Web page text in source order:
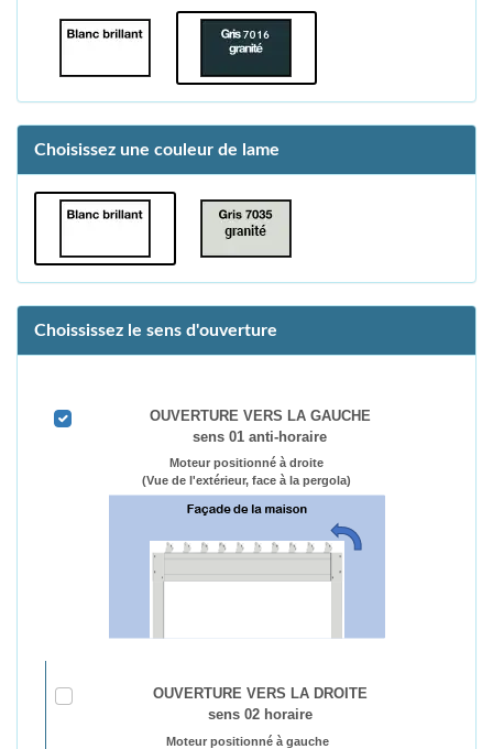
Choisissez une couleur de lame
Choississez le sens d'ouverture
OUVERTURE VERS LA GAUCHE
sens 01 anti-horaire
Moteur positionné à droite
(Vue de l'extérieur, face à la pergola)
OUVERTURE VERS LA DROITE
sens 02 horaire
Moteur positionné à gauche